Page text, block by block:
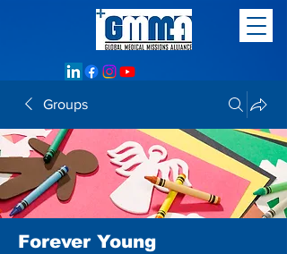
Groups
Forever Young